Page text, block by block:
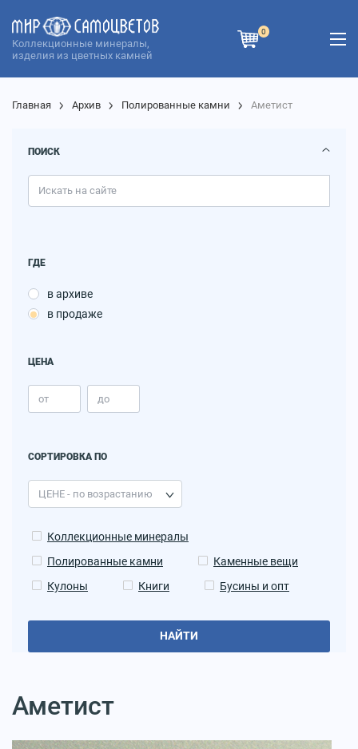
Коллекционные минералы,
изделия из цветных камней
0
Главная Архив Полированные камни Аметист
ПОИСК
ГДЕ
в архиве
в продаже
ЦЕНА
СОРТИРОВКА ПО
Коллекционные минералы
Полированные камни
Каменные вещи
Кулоны
Книги Бусины и опт
НАЙТИ
Аметист